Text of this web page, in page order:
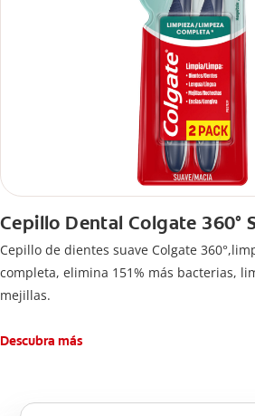
Cepillo Dental Colgate 360°
Cepillo de dientes suave Colgate
completa, elimina 151% más bacterias,
mejillas.
Descubra más